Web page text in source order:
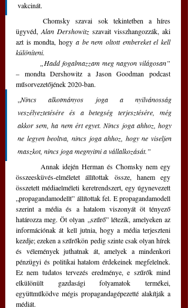
vakcinát.
	Chomsky szavai sok tekintetben a híres
ügyvéd, Alan Dershowitz szavait visszhangozzák, aki
azt is mondta, hogy a be nem oltott embereket el kell
különíteni.
„Hadd fogalmazzam meg nagyon világosan”
– mondta Dershowitz a Jason Goodman podcast
műsorvezetőjének 2020-ban.
„Nincs alkotmányos joga a nyilvánosság
veszélyeztetésére és a betegség terjesztésére, még
akkor sem, ha nem ért egyet. Nincs joga ahhoz, hogy
ne legyen beoltva, nincs joga ahhoz, hogy ne viseljen
maszkot, nincs joga megnyitni a vállalkozását.”
összeesküvés-elméletet állítottak össze, hanem egy
összetett médiaelméleti keretrendszert, egy úgynevezett
„propagandamodellt” állítottak fel. E propagandamodell
szerint a média és a hatalom viszonyát öt tényező
határozza meg. Öt olyan „szűrő” létezik, amelyeken az
információnak át kell jutnia, hogy a média terjeszteni
kezdje; ezeken a szűrőkön pedig szinte csak olyan hírek
és vélemények juthatnak át, amelyek a mindenkori
pénzügyi és politikai hatalom érdekeinek megfelelnek.
Ez nem tudatos tervezés eredménye, e szűrők mind
elkülönült gazdasági folyamatok termékei,
együttműködve mégis propagandagépezetté alakítják a
médiát.